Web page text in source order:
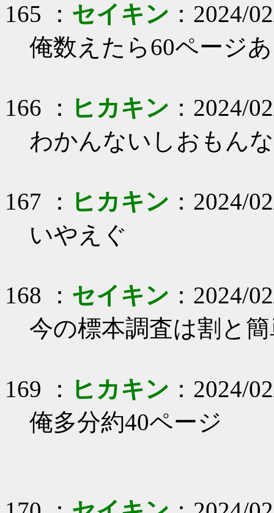
165 ： セイキン ：2024/
俺数えたら60ページ
166 ： ヒカキン ：2024/
わかんないしおもん
167 ： ヒカキン ：2024/
いやえぐ
168 ： セイキン ：2024/
今の標本調査は割と
169 ： ヒカキン ：2024/
俺多分約40ページ